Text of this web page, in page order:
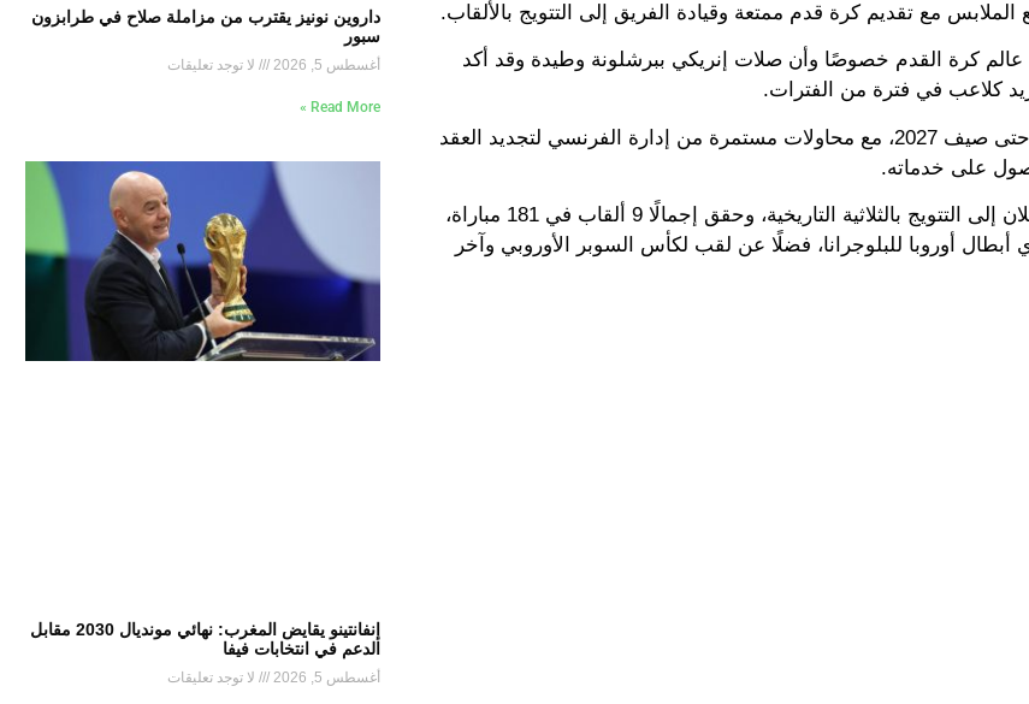
مع تقديم كرة قدم ممتعة وقيادة الفريق إلى التتويج بالألقاب.
كرة القدم خصوصًا وأن صلات إنريكي ببرشلونة وطيدة وقد أكد
كلاعب في فترة من الفترات.
في الوقت نفسه، لا يزال عقد إنريكي ممتدًا مع باريس سان جيرمان حتى صيف 2027، مع محاولات مستمرة من إدارة الفرنسي لتجديد العقد
على خدماته.
يذكر أن إنريكي خلال فترة مع برشلونة (من 2014 إلى 2017) قاد الكتلان إلى التتويج بالثلاثية التاريخية، وحقق إجمالًا 9 ألقاب في 181 مباراة،
آخر لقب دوري أبطال أوروبا للبلوجرانا، فضلًا عن لقب لكأس السوبر الأوروبي وآخر
داروين نونيز يقترب من مزاملة صلاح في طرابزون
سبور
أغسطس 5, 2026 لا توجد تعليقات
Read More »
إنفانتينو يقايض المغرب: نهائي مونديال 2030 مقابل
الدعم في انتخابات فيفا
أغسطس 5, 2026 لا توجد تعليقات